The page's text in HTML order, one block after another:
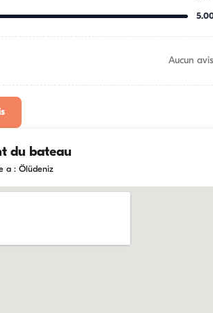
Aucun
du bateau
a : Ölüdeniz